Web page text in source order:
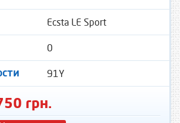
Ecsta LE Sport
0
91Y
грн.